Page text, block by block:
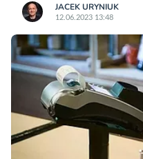
JACEK URYNIUK
12.06.2023 13:48